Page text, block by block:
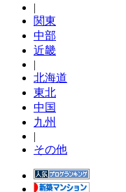
|
関東
中部
近畿
|
北海道
東北
中国
九州
|
その他